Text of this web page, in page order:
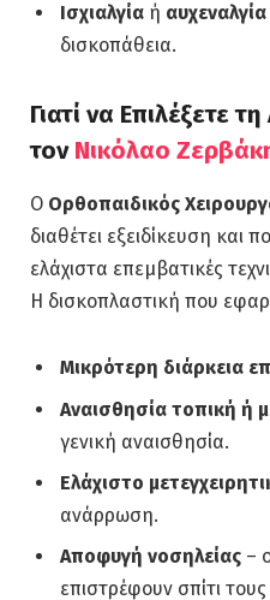
Ισχιαλγία ή αυχεναλγία
δισκοπάθεια.
Γιατί να Επιλέξετε
τον Νικόλαο
Ο Ορθοπαιδικός
διαθέτει εξειδίκευση και
ελάχιστα επεμβατικές
Η δισκοπλαστική που
Μικρότερη διάρκεια
Αναισθησία τοπική ή
γενική αναισθησία.
Ελάχιστο
ανάρρωση.
Αποφυγή νοσηλείας –
επιστρέφουν σπίτι